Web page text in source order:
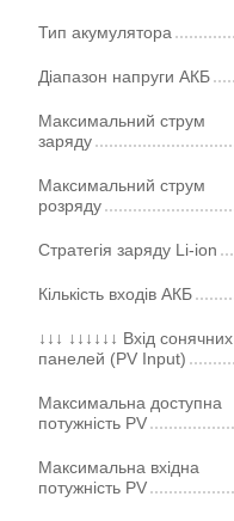
Тип акумулятора
Діапазон напруги АКБ
Максимальний струм
заряду
Максимальний струм
розряду
Стратегія заряду Li-ion
Кількість входів АКБ
↓↓↓ ↓↓↓↓↓↓ Вхід сонячних
панелей (PV Input)
Максимальна доступна
потужність PV
Максимальна вхідна
потужність PV